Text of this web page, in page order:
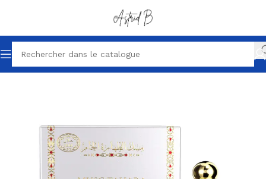
Accueil Parfums petits prix Parfum homme